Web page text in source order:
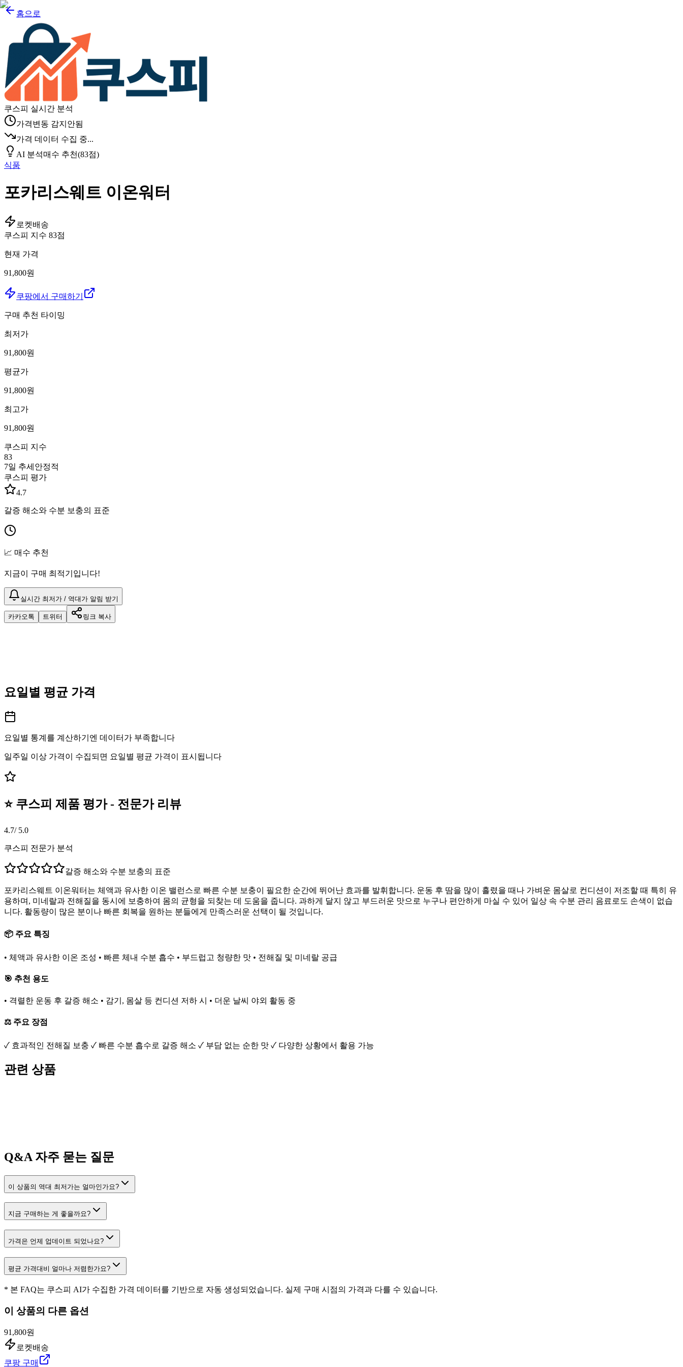
홈으로
쿠스피 실시간 분석
가격변동 감지안됨
가격 데이터 수집 중...
AI 분석매수 추천(83점)
식품
포카리스웨트 이온워터
로켓배송
쿠스피 지수 83점
현재 가격
91,800원
쿠팡에서 구매하기
구매 추천 타이밍
최저가
91,800원
평균가
91,800원
최고가
91,800원
쿠스피 지수
83
7일 추세 안정적
쿠스피 평가
4.7
갈증 해소와 수분 보충의 표준
📈 매수 추천
지금이 구매 최적기입니다!
실시간 최저가 / 역대가 알림 받기
카카오톡 트위터 링크 복사
요일별 평균 가격
요일별 통계를 계산하기엔 데이터가 부족합니다
일주일 이상 가격이 수집되면 요일별 평균 가격이 표시됩니다
⭐ 쿠스피 제품 평가 - 전문가 리뷰
4.7/ 5.0
쿠스피 전문가 분석
갈증 해소와 수분 보충의 표준
포카리스웨트 이온워터는 체액과 유사한 이온 밸런스로 빠른 수분 보충이 필요한 순간에 뛰어난 효과를 발휘합니다. 운동 후 땀을 많이 흘렸을 때나 가벼운 몸살로 컨디션이 저조할 때 특히 유
용하며, 미네랄과 전해질을 동시에 보충하여 몸의 균형을 되찾는 데 도움을 줍니다. 과하게 달지 않고 부드러운 맛으로 누구나 편안하게 마실 수 있어 일상 속 수분 관리 음료로도 손색이 없습
니다. 활동량이 많은 분이나 빠른 회복을 원하는 분들에게 만족스러운 선택이 될 것입니다.
📦 주요 특징
• 체액과 유사한 이온 조성 • 빠른 체내 수분 흡수 • 부드럽고 청량한 맛 • 전해질 및 미네랄 공급
🎯 추천 용도
• 격렬한 운동 후 갈증 해소 • 감기, 몸살 등 컨디션 저하 시 • 더운 날씨 야외 활동 중
⚖️ 주요 장점
✓ 효과적인 전해질 보충 ✓ 빠른 수분 흡수로 갈증 해소 ✓ 부담 없는 순한 맛 ✓ 다양한 상황에서 활용 가능
관련 상품
Q&A 자주 묻는 질문
이 상품의 역대 최저가는 얼마인가요?
지금 구매하는 게 좋을까요?
가격은 언제 업데이트 되었나요?
평균 가격대비 얼마나 저렴한가요?
* 본 FAQ는 쿠스피 AI가 수집한 가격 데이터를 기반으로 자동 생성되었습니다. 실제 구매 시점의 가격과 다를 수 있습니다.
이 상품의 다른 옵션
91,800원
로켓배송
쿠팡 구매